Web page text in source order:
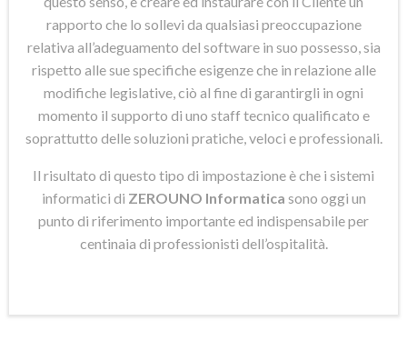
rapporto che lo sollevi da qualsiasi preoccupazione
relativa all’adeguamento del software in suo possesso, sia
rispetto alle sue specifiche esigenze che in relazione alle
modifiche legislative, ciò al fine di garantirgli in ogni
momento il supporto di uno staff tecnico qualificato e
soprattutto delle soluzioni pratiche, veloci e professionali.
Il risultato di questo tipo di impostazione è che i sistemi
informatici di ZEROUNO Informatica sono oggi un
punto di riferimento importante ed indispensabile per
centinaia di professionisti dell’ospitalità.